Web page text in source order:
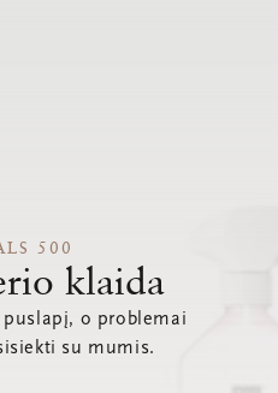
500
klaida
o problemai
su mumis.